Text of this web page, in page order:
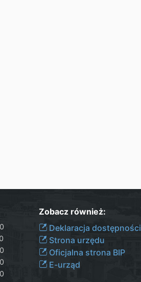
Zobacz również:
Deklaracja dostępności
Strona urzędu
Oficjalna strona BIP
E-urząd